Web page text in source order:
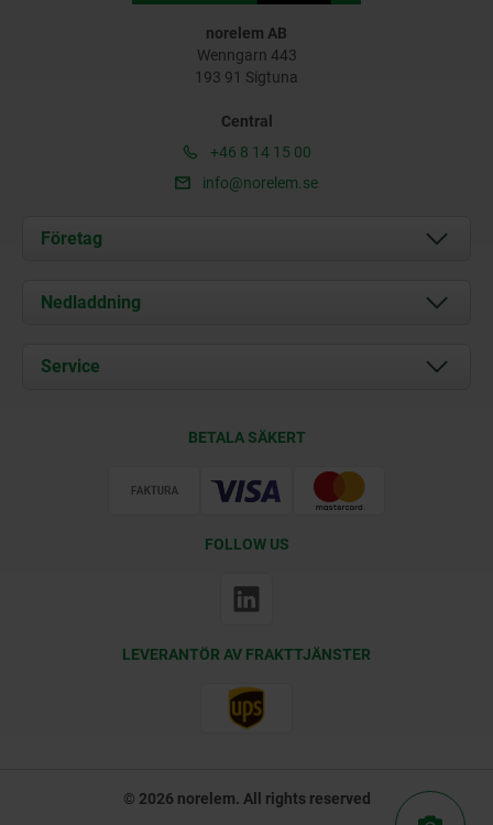
norelem AB
Wenngarn 443
193 91 Sigtuna
Central
+46 8 14 15 00
info@norelem.se
Företag
Om oss
Kontakt
Nedladdning
Documents
Service
BETALA SÄKERT
FOLLOW US
LEVERANTÖR AV FRAKTTJÄNSTER
© 2026 norelem. All rights reserved